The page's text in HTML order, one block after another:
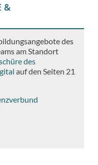
&
des
am Standort
des
auf den Seiten 21